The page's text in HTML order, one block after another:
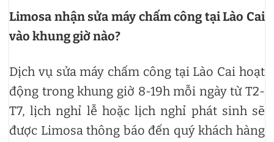
Limosa nhận sửa máy chấm công tại Lào Cai
vào khung giờ nào?
Dịch vụ sửa máy chấm công tại Lào Cai hoạt
động trong khung giờ 8-19h mỗi ngày từ T2-
T7, lịch nghỉ lễ hoặc lịch nghỉ phát sinh sẽ
được Limosa thông báo đến quý khách hàng